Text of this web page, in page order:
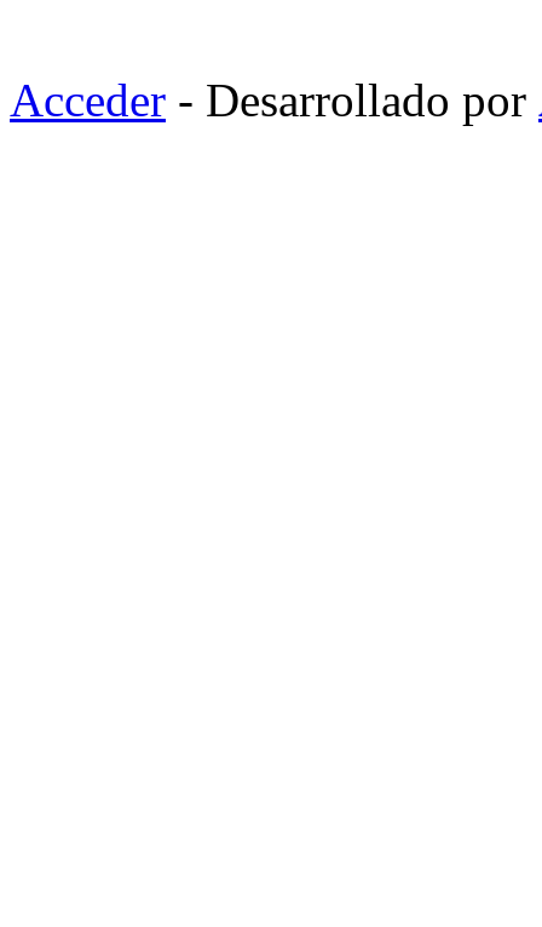
Acceder - Desarrollado por